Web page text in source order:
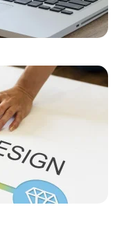
Alesta Medya İle
Dikkat Edilmesi
Tasarım